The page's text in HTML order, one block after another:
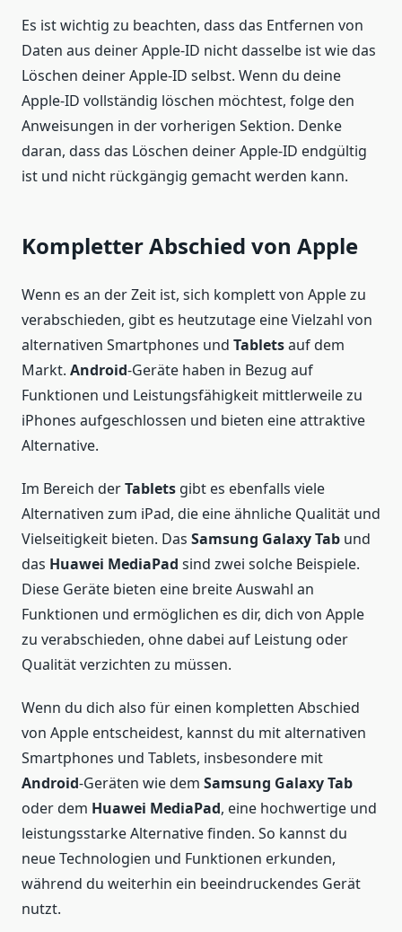
Es ist wichtig zu beachten, dass das Entfernen von
Daten aus deiner Apple-ID nicht dasselbe ist wie das
Löschen deiner Apple-ID selbst. Wenn du deine
Apple-ID vollständig löschen möchtest, folge den
Anweisungen in der vorherigen Sektion. Denke
daran, dass das Löschen deiner Apple-ID endgültig
ist und nicht rückgängig gemacht werden kann.
Kompletter Abschied von Apple
Wenn es an der Zeit ist, sich komplett von Apple zu
verabschieden, gibt es heutzutage eine Vielzahl von
alternativen Smartphones und Tabletsauf dem
Markt. Android-Geräte haben in Bezug auf
Funktionen und Leistungsfähigkeit mittlerweile zu
iPhones aufgeschlossen und bieten eine attraktive
Alternative.
Im Bereich derTablets gibt es ebenfalls viele
Alternativen zum iPad, die eine ähnliche Qualität und
Vielseitigkeit bieten. Das Samsung Galaxy Tab und
das Huawei MediaPad sind zwei solche Beispiele.
Diese Geräte bieten eine breite Auswahl an
Funktionen und ermöglichen es dir, dich von Apple
zu verabschieden, ohne dabei auf Leistung oder
Qualität verzichten zu müssen.
Wenn du dich also für einen kompletten Abschied
von Apple entscheidest, kannst du mit alternativen
Smartphones und Tablets, insbesondere mit
Android-Geräten wie dem Samsung Galaxy Tab
oder dem Huawei MediaPad, eine hochwertige und
leistungsstarke Alternative finden. So kannst du
neue Technologien und Funktionen erkunden,
während du weiterhin ein beeindruckendes Gerät
nutzt.